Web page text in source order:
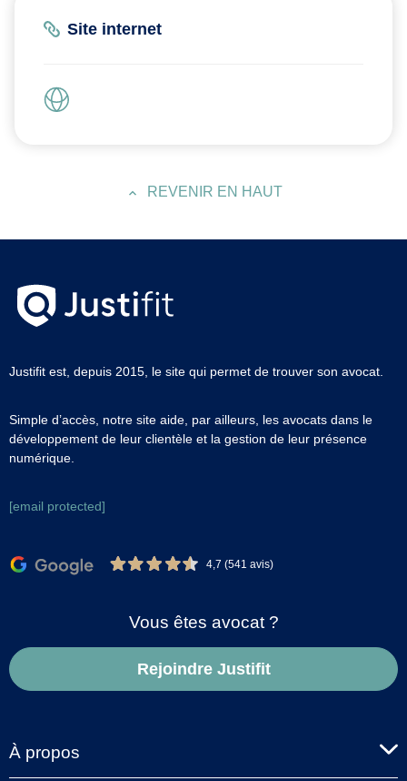
Site internet
REVENIR EN HAUT
Justifit est, depuis 2015, le site qui permet de trouver son avocat.
Simple d’accès, notre site aide, par ailleurs, les avocats dans le
développement de leur clientèle et la gestion de leur présence
numérique.
[email protected]
4,7 (541 avis)
Vous êtes avocat ?
Rejoindre Justifit
À propos